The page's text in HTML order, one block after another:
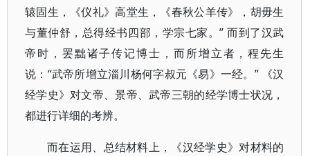
辕固生，《仪礼》高堂生，《春秋公羊传》，胡毋生
与董仲舒，总得经书四部，学宗七家。” 而到了汉武
帝时，罢黜诸子传记博士，而所增立者，程先生
说：“武帝所增立淄川杨何字叔元《易》一经。” 《汉
经学史》对文帝、景帝、武帝三朝的经学博士状况，
都进行详细的考辨。
而在运用、总结材料上，《汉经学史》对材料的